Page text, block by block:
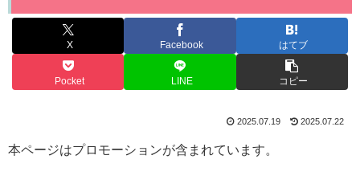
X Facebook はてブ
Pocket LINE コピー
2025.07.19 2025.07.22
本ページはプロモーションが含まれています。